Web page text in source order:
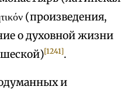
(произведения,
о духовной жизни
[1241].
и